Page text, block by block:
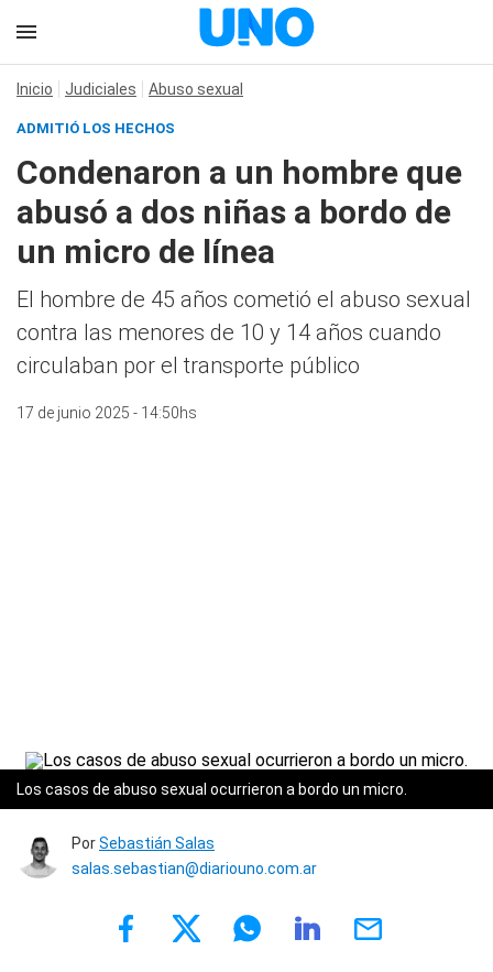
Inicio Judiciales Abuso sexual
ADMITIÓ LOS HECHOS
Condenaron a un hombre que
abusó a dos niñas a bordo de
un micro de línea
El hombre de 45 años cometió el abuso sexual
contra las menores de 10 y 14 años cuando
circulaban por el transporte público
17 de junio 2025 - 14:50hs
Los casos de abuso sexual ocurrieron a bordo un micro.
PorSebastián Salas
salas.sebastian@diariouno.com.ar